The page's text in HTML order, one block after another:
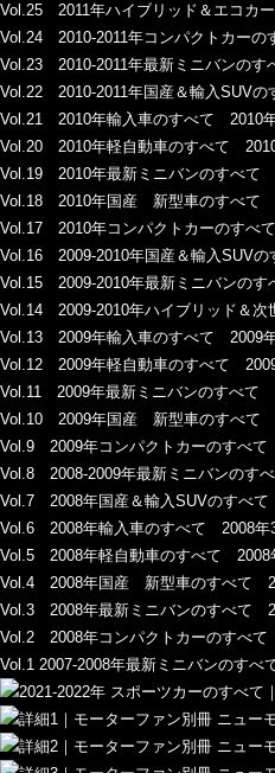
Vol.25 2011年ハイブリッド＆エコカ
Vol.24 2010-2011年コンパクトカー
Vol.23 2010-2011年最新ミニバンの
Vol.22 2010-2011年国産＆輸入SUV
Vol.21 2010年輸入車のすべて 2010
Vol.20 2010年軽自動車のすべて
Vol.19 2010年最新ミニバンのすべて
Vol.18 2010年国産 新型車のすべて
Vol.17 2010年コンパクトカーのすべ
Vol.16 2009-2010年国産＆輸入SUV
Vol.15 2009-2010年最新ミニバンの
Vol.14 2009-2010年ハイブリッド＆
Vol.13 2009年輸入車のすべて 2009
Vol.12 2009年軽自動車のすべて
Vol.11 2009年最新ミニバンのすべて
Vol.10 2009年国産 新型車のすべて
Vol.9 2009年コンパクトカーのすべ
Vol.8 2008-2009年最新ミニバンのす
Vol.7 2008年国産＆輸入SUVのすべ
Vol.6 2008年輸入車のすべて 2008年
Vol.5 2008年軽自動車のすべて 2008
Vol.4 2008年国産 新型車のすべて
Vol.3 2008年最新ミニバンのすべて
Vol.2 2008年コンパクトカーのすべ
Vol.1 2007-2008年最新ミニバンのす